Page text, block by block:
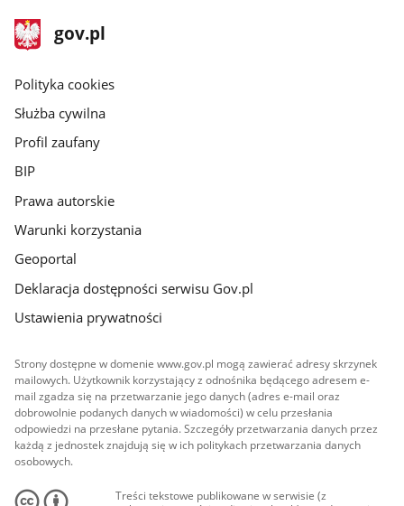
stopka
gov.pl
Strona
gov.pl
gov.pl
Polityka cookies
Służba cywilna
Profil zaufany
BIP
Prawa autorskie
Warunki korzystania
Geoportal
Deklaracja dostępności serwisu Gov.pl
Ustawienia prywatności
Strony dostępne w domenie www.gov.pl mogą zawierać adresy skrzynek
mailowych. Użytkownik korzystający z odnośnika będącego adresem e-
mail zgadza się na przetwarzanie jego danych (adres e-mail oraz
dobrowolnie podanych danych w wiadomości) w celu przesłania
odpowiedzi na przesłane pytania. Szczegóły przetwarzania danych przez
każdą z jednostek znajdują się w ich politykach przetwarzania danych
osobowych.
Treści tekstowe publikowane w serwisie (z